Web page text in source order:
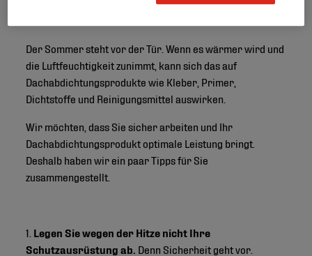
Der Sommer steht vor der Tür. Wenn es wärmer wird und
die Luftfeuchtigkeit zunimmt, kann sich das auf
Dachabdichtungsprodukte wie Kleber, Primer,
Dichtstoffe und Reinigungsmittel auswirken.
Wir möchten, dass Sie sicher arbeiten und Ihr
Dachabdichtungsprodukt optimale Leistung bringt.
Deshalb haben wir ein paar Tipps für Sie
zusammengestellt.
1. Legen Sie wegen der Hitze nicht Ihre
Schutzausrüstung ab. Denn Sicherheit geht vor.